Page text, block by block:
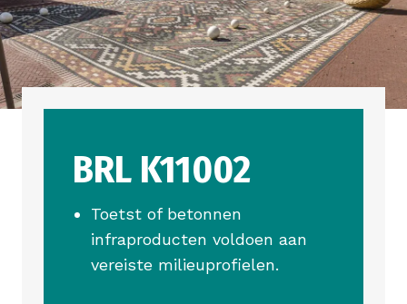
BRL K11002
Toetst of betonnen
infraproducten voldoen aan
vereiste milieuprofielen.